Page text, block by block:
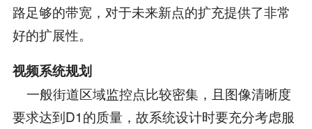
路足够的带宽，对于未来新点的扩充提供了非常
好的扩展性。
视频系统规划
一般街道区域监控点比较密集，且图像清晰度
要求达到D1的质量，故系统设计时要充分考虑服